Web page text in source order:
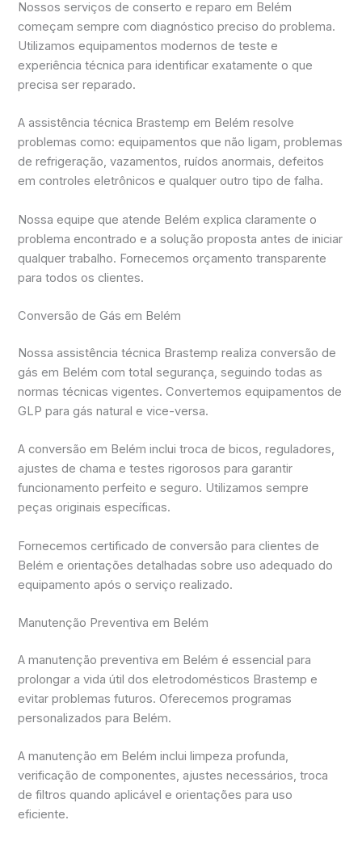
Nossos serviços de conserto e reparo em Belém
começam sempre com diagnóstico preciso do problema.
Utilizamos equipamentos modernos de teste e
experiência técnica para identificar exatamente o que
precisa ser reparado.
A assistência técnica Brastemp em Belém resolve
problemas como: equipamentos que não ligam, problemas
de refrigeração, vazamentos, ruídos anormais, defeitos
em controles eletrônicos e qualquer outro tipo de falha.
Nossa equipe que atende Belém explica claramente o
problema encontrado e a solução proposta antes de iniciar
qualquer trabalho. Fornecemos orçamento transparente
para todos os clientes.
Conversão de Gás em Belém
Nossa assistência técnica Brastemp realiza conversão de
gás em Belém com total segurança, seguindo todas as
normas técnicas vigentes. Convertemos equipamentos de
GLP para gás natural e vice-versa.
A conversão em Belém inclui troca de bicos, reguladores,
ajustes de chama e testes rigorosos para garantir
funcionamento perfeito e seguro. Utilizamos sempre
peças originais específicas.
Fornecemos certificado de conversão para clientes de
Belém e orientações detalhadas sobre uso adequado do
equipamento após o serviço realizado.
Manutenção Preventiva em Belém
A manutenção preventiva em Belém é essencial para
prolongar a vida útil dos eletrodomésticos Brastemp e
evitar problemas futuros. Oferecemos programas
personalizados para Belém.
A manutenção em Belém inclui limpeza profunda,
verificação de componentes, ajustes necessários, troca
de filtros quando aplicável e orientações para uso
eficiente.